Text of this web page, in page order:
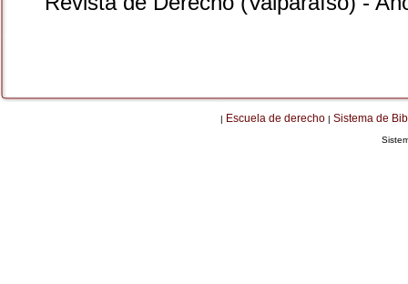
| Escuela de derecho | Sistema de